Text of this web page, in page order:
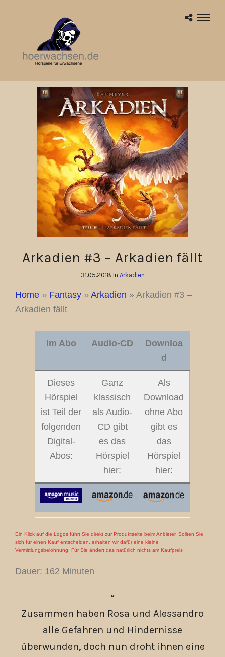
Arkadien #3 – Arkadien fällt
31.05.2018 In Arkadien
Home » Fantasy » Arkadien » Arkadien #3 –
Arkadien fällt
Im Abo Audio-CD
Downloa
d
Dieses
Hörspiel
ist Teil der
folgenden
Digital-
Abos:
Ganz
klassisch
als Audio-
CD gibt
es das
Hörspiel
hier:
Als
Download
ohne Abo
gibt es
das
Hörspiel
hier:
Ein Klick auf die Logos führt Sie direkt zur Produktseite beim Anbieter. Sollten Sie
sich für einen Kauf entscheiden, erhalten wir dafür eine kleine
Vermittlungsbelohnung. Für Sie ändert das natürlich nichts am Kaufpreis
Dauer: 162 Minuten
Zusammen haben Rosa und Alessandro
alle Gefahren und Hindernisse
überwunden, doch nun droht ihnen eine